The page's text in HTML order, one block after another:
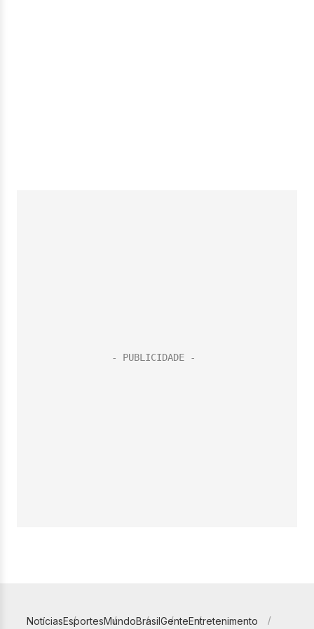
NotíciasEsportesMundoBrasilGenteEntretenimento